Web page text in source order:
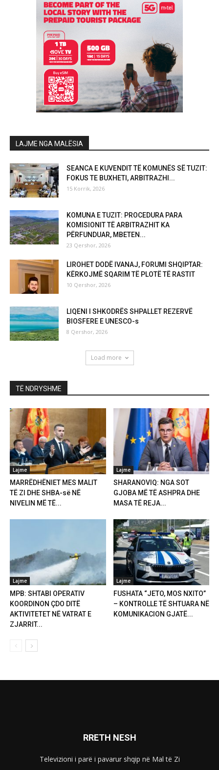
LAJME NGA MALËSIA
SEANCA E KUVENDIT TË KOMUNËS SË TUZIT:
FOKUS TE BUXHETI, ARBITRAZHI...
15 Korrik, 2026
KOMUNA E TUZIT: PROCEDURA PARA
KOMISIONIT TË ARBITRAZHIT KA
PËRFUNDUAR, MBETEN...
23 Qershor, 2026
LIROHET DODË IVANAJ, FORUMI SHQIPTAR:
KËRKOJMË SQARIM TË PLOTË TË RASTIT
10 Qershor, 2026
LIQENI I SHKODRËS SHPALLET REZERVË
BIOSFERE E UNESCO-s
8 Qershor, 2026
Load more
TË NDRYSHME
Lajme
MARRËDHËNIET MES MALIT
TË ZI DHE SHBA-së NË
NIVELIN MË TË...
Lajme
SHARANOVIQ: NGA SOT
GJOBA MË TË ASHPRA DHE
MASA TË REJA...
Lajme
MPB: SHTABI OPERATIV
KOORDINON ÇDO DITË
AKTIVITETET NË VATRAT E
ZJARRIT...
Lajme
FUSHATA “JETO, MOS NXITO”
– KONTROLLE TË SHTUARA NË
KOMUNIKACION GJATË...
RRETH NESH
Televizioni i parë i pavarur shqip në Mal të Zi